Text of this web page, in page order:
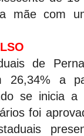
mãe com
de
26,34% a
se inicia a
foi